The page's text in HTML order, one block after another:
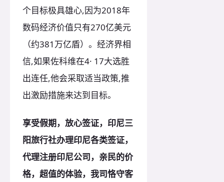
个目标极具雄心,因为2018年
数码经济价值只有270亿美元
（约381万亿盾）。经济界相
信,如果佐科维在4· 17大选胜
出连任,他会采取适当政策,推
出激励措施来达到目标。
享受假期，放心签证，印尼三
阳旅行社办理印尼各类签证，
代理注册印尼公司，亲民的价
格，超值的体验，我司恪守客